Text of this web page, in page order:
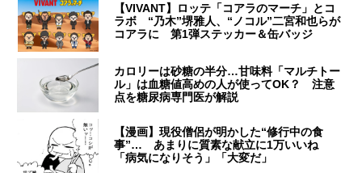
【VIVANT】ロッテ「コアラのマーチ」とコ
ラボ “乃木”堺雅人、“ノコル”二宮和也らが
コアラに 第1弾ステッカー＆缶バッジ
カロリーは砂糖の半分…甘味料「マルチトー
ル」は血糖値高めの人が使ってOK？ 注意
点を糖尿病専門医が解説
【漫画】現役僧侶が明かした“修行中の食
事”… あまりに質素な献立に1万いいね
「病気になりそう」「大変だ」